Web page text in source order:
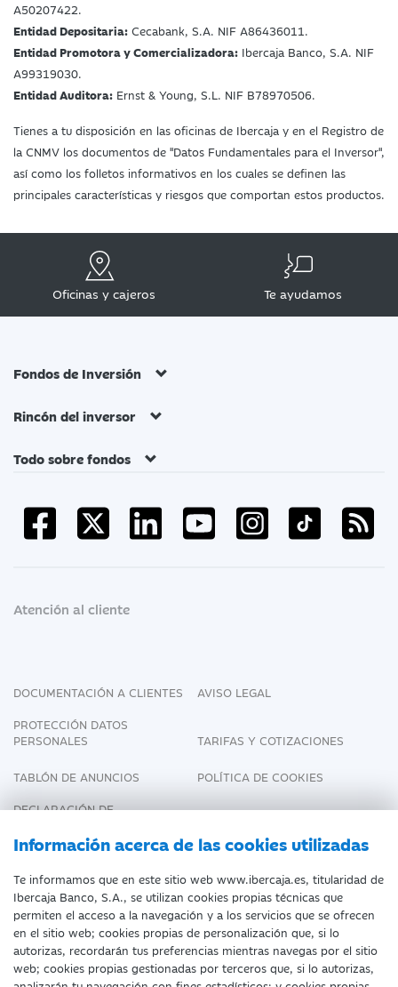
Información acerca de las cookies utilizadas
Te informamos que en este sitio web www.ibercaja.es, titularidad de
Ibercaja Banco, S.A., se utilizan cookies propias técnicas que
permiten el acceso a la navegación y a los servicios que se ofrecen
en el sitio web; cookies propias de personalización que, si lo
autorizas, recordarán tus preferencias mientras navegas por el sitio
web; cookies propias gestionadas por terceros que, si lo autorizas,
A50207422.
Entidad Depositaria: Cecabank, S.A. NIF A86436011.
Entidad Promotora y Comercializadora: Ibercaja Banco, S.A. NIF
A99319030.
Entidad Auditora: Ernst & Young, S.L. NIF B78970506.
Tienes a tu disposición en las oficinas de Ibercaja y en el Registro de
la CNMV los documentos de "Datos Fundamentales para el Inversor",
así como los folletos informativos en los cuales se definen las
principales características y riesgos que comportan estos productos.
Oficinas y cajeros Te ayudamos
Fondos de Inversión
Rincón del inversor
Todo sobre fondos
Atención al cliente
DOCUMENTACIÓN A CLIENTES
AVISO LEGAL
PROTECCIÓN DATOS
PERSONALES
TARIFAS Y COTIZACIONES
TABLÓN DE ANUNCIOS
POLÍTICA DE COOKIES
DECLARACIÓN DE
Fecha de Edición: 08/08/2026
©Ibercaja Banco, S.A. - IBERCAJA - NIF. A-
99319030 R.M. de Zaragoza (T.3865. F.1.